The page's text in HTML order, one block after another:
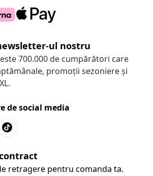
ul nostru
700.000 de cumpărători care
promoții sezoniere și
de social media
retragere pentru comanda ta.